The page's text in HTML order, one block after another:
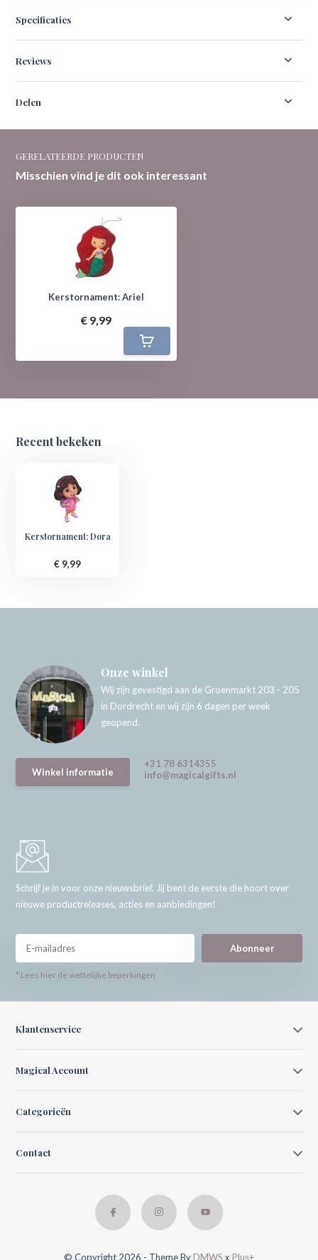
Specificaties
Reviews
Delen
GERELATEERDE PRODUCTEN
Misschien vind je dit ook interessant
Kerstornament: Ariel
€ 9,99
Recent bekeken
Kerstornament: Dora
€ 9,99
Onze winkel
Wij zijn gevestigd aan de Groenmarkt 203 - 205
in Dordrecht en wij zijn 6 dagen per week
geopend.
Winkel informatie
+31 78 6314355
info@magicalgifts.nl
Schrijf je in voor onze nieuwsbrief. Jij bent de eerste die hoort over
nieuwe productreleases, acties en aanbiedingen!
Abonneer
* Lees hier de wettelijke beperkingen
Klantenservice
Magical Account
Categorieën
Contact
© Copyright 2026 - Theme By DMWS x Plus+